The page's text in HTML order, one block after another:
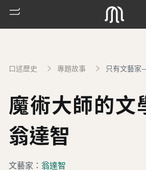
口述歷史 專題故事 只有文藝家
魔術大師的
翁達智
文藝家： 翁達智